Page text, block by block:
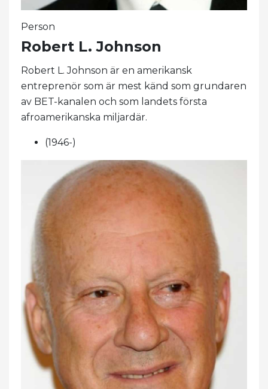
Person
Robert L. Johnson
Robert L. Johnson är en amerikansk
entreprenör som är mest känd som grundaren
av BET-kanalen och som landets första
afroamerikanska miljardär.
(1946-)